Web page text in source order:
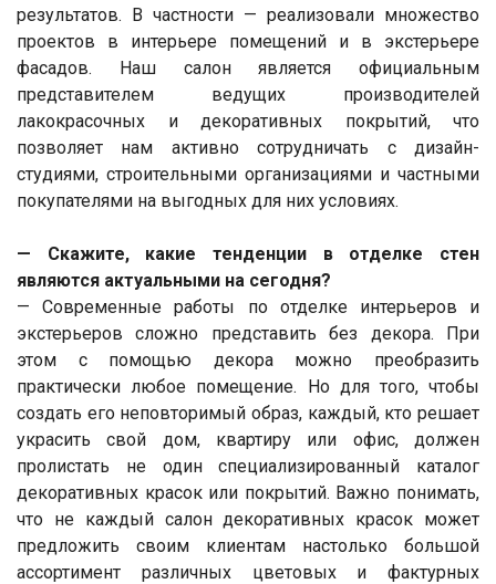
результатов. В частности — реализовали множество
проектов в интерьере помещений и в экстерьере
фасадов. Наш салон является официальным
представителем ведущих производителей
лакокрасочных и декоративных покрытий, что
позволяет нам активно сотрудничать с дизайн-
студиями, строительными организациями и частными
покупателями на выгодных для них условиях.
— Скажите, какие тенденции в отделке стен
являются актуальными на сегодня?
— Современные работы по отделке интерьеров и
экстерьеров сложно представить без декора. При
этом с помощью декора можно преобразить
практически любое помещение. Но для того, чтобы
создать его неповторимый образ, каждый, кто решает
украсить свой дом, квартиру или офис, должен
пролистать не один специализированный каталог
декоративных красок или покрытий. Важно понимать,
что не каждый салон декоративных красок может
предложить своим клиентам настолько большой
ассортимент различных цветовых и фактурных